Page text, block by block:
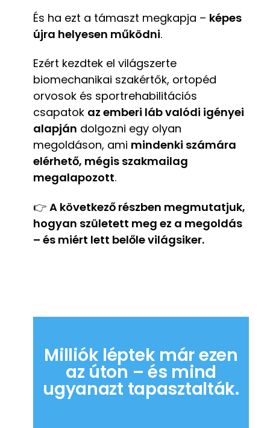
És ha ezt a támaszt megkapja – képes
újra helyesen működni.
Ezért kezdtek el világszerte
biomechanikai szakértők, ortopéd
orvosok és sportrehabilitációs
csapatok az emberi láb valódi igényei
alapján dolgozni egy olyan
megoldáson, ami mindenki számára
elérhető, mégis szakmailag
megalapozott.
👉 A következő részben megmutatjuk,
hogyan született meg ez a megoldás
– és miért lett belőle világsiker.
Milliók léptek már ezen
az úton – és mind
ugyanazt tapasztalták.